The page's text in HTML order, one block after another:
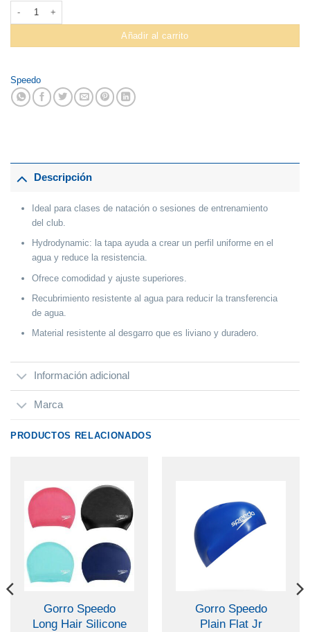
Gorro Speedo Pace Jr. Assorted cantidad
Añadir al carrito
Speedo
Descripción
Ideal para clases de natación o sesiones de entrenamiento
del club.
Hydrodynamic: la tapa ayuda a crear un perfil uniforme en el
agua y reduce la resistencia.
Ofrece comodidad y ajuste superiores.
Recubrimiento resistente al agua para reducir la transferencia
de agua.
Material resistente al desgarro que es liviano y duradero.
Información adicional
Marca
PRODUCTOS RELACIONADOS
Gorro Speedo
Long Hair Silicone
Gorro Speedo
Plain Flat Jr